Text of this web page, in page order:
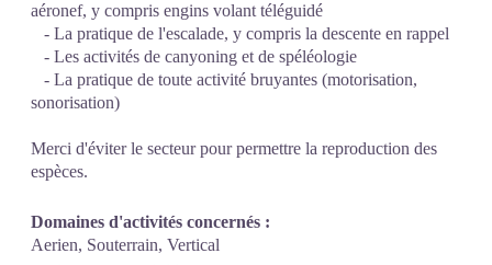
aéronef, y compris engins volant téléguidé
- La pratique de l'escalade, y compris la descente en rappel
- Les activités de canyoning et de spéléologie
- La pratique de toute activité bruyantes (motorisation,
sonorisation)
Merci d'éviter le secteur pour permettre la reproduction des
espèces.
Domaines d'activités concernés :
Aerien, Souterrain, Vertical